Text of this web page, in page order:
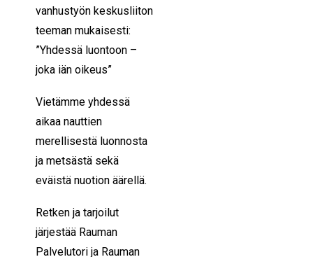
vanhustyön keskusliiton
teeman mukaisesti:
”Yhdessä luontoon –
joka iän oikeus”
Vietämme yhdessä
aikaa nauttien
merellisestä luonnosta
ja metsästä sekä
eväistä nuotion äärellä.
Retken ja tarjoilut
järjestää Rauman
Palvelutori ja Rauman